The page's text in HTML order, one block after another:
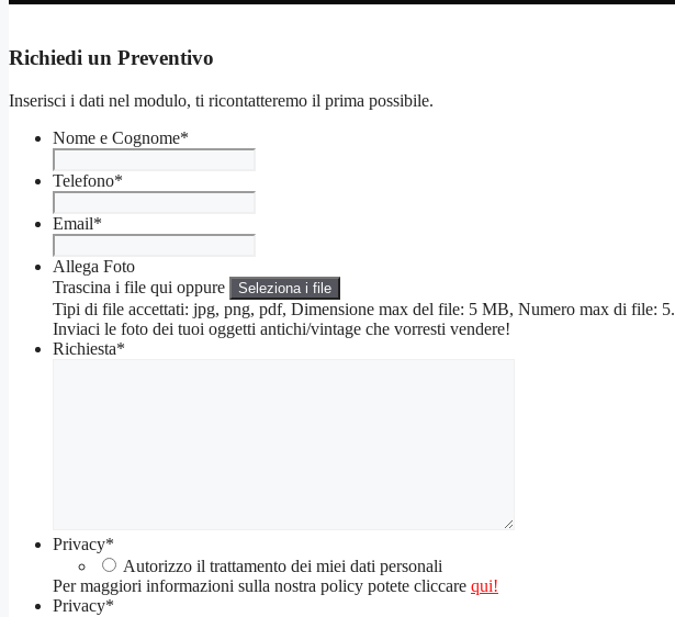
Richiedi un Preventivo
Inserisci i dati nel modulo, ti ricontatteremo il prima possibile.
Nome e Cognome*
Telefono*
Email*
Allega Foto
Trascina i file qui oppure
Seleziona i file
Tipi di file accettati: jpg, png, pdf, Dimensione max del file: 5 MB, Numero max di file: 5.
Inviaci le foto dei tuoi oggetti antichi/vintage che vorresti vendere!
Richiesta*
Privacy*
Autorizzo il trattamento dei miei dati personali
Per maggiori informazioni sulla nostra policy potete cliccare qui!
Privacy*